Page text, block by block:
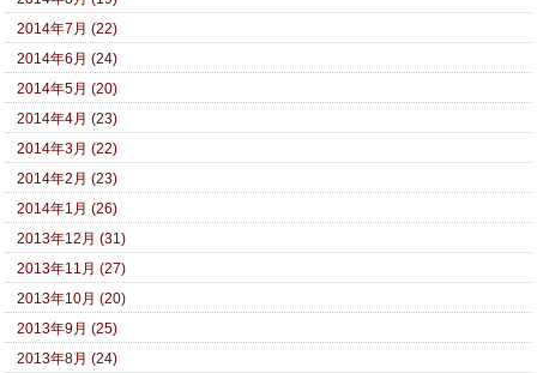
2014年7月 (22)
2014年6月 (24)
2014年5月 (20)
2014年4月 (23)
2014年3月 (22)
2014年2月 (23)
2014年1月 (26)
2013年12月 (31)
2013年11月 (27)
2013年10月 (20)
2013年9月 (25)
2013年8月 (24)